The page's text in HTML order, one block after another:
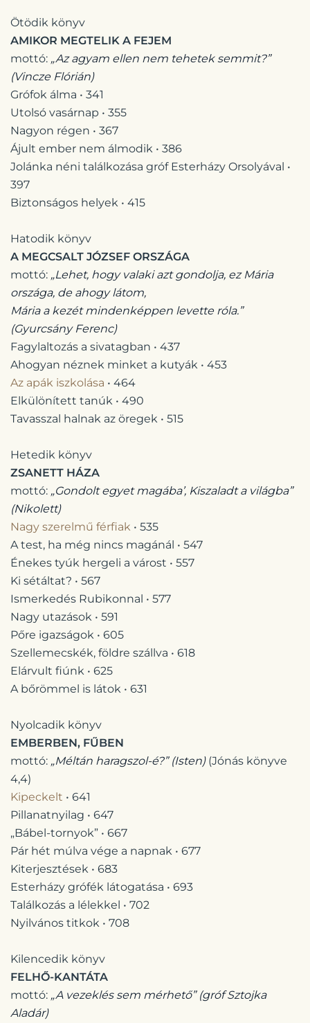
Ötödik könyv
AMIKOR MEGTELIK A FEJEM
mottó: „Az agyam ellen nem tehetek semmit?”
(Vincze Flórián)
Grófok álma • 341
Utolsó vasárnap • 355
Nagyon régen • 367
Ájult ember nem álmodik • 386
Jolánka néni találkozása gróf Esterházy Orsolyával •
397
Biztonságos helyek • 415
Hatodik könyv
A MEGCSALT JÓZSEF ORSZÁGA
mottó: „Lehet, hogy valaki azt gondolja, ez Mária
országa, de ahogy látom,
Mária a kezét mindenképpen levette róla.”
(Gyurcsány Ferenc)
Fagylaltozás a sivatagban • 437
Ahogyan néznek minket a kutyák • 453
Az apák iszkolása • 464
Elkülönített tanúk • 490
Tavasszal halnak az öregek • 515
Hetedik könyv
ZSANETT HÁZA
mottó: „Gondolt egyet magába’, Kiszaladt a világba”
(Nikolett)
Nagy szerelmű férfiak • 535
A test, ha még nincs magánál • 547
Énekes tyúk hergeli a várost • 557
Ki sétáltat? • 567
Ismerkedés Rubikonnal • 577
Nagy utazások • 591
Pőre igazságok • 605
Szellemecskék, földre szállva • 618
Elárvult fiúnk • 625
A bőrömmel is látok • 631
Nyolcadik könyv
EMBERBEN, FŰBEN
mottó: „Méltán haragszol-é?” (Isten) (Jónás könyve
4,4)
Kipeckelt • 641
Pillanatnyilag • 647
„Bábel-tornyok” • 667
Pár hét múlva vége a napnak • 677
Kiterjesztések • 683
Esterházy grófék látogatása • 693
Találkozás a lélekkel • 702
Nyilvános titkok • 708
Kilencedik könyv
FELHŐ-KANTÁTA
mottó: „A vezeklés sem mérhető” (gróf Sztojka
Aladár)